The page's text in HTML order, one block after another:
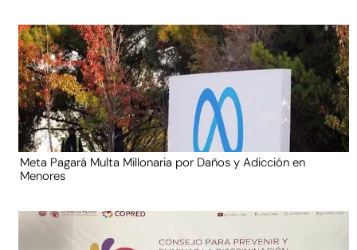
Meta Pagará Multa Millonaria por Daños y Adicción en
Menores